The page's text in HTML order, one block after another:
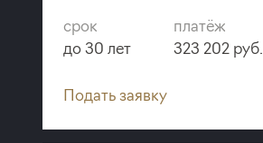
срок
до 30 лет
платёж
323 202 руб.
Подать заявку